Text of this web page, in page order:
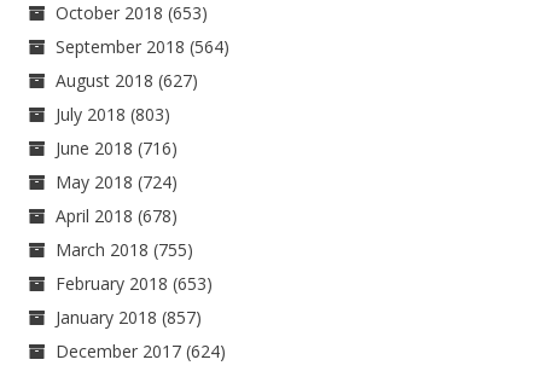
October 2018 (653)
September 2018 (564)
August 2018 (627)
July 2018 (803)
June 2018 (716)
May 2018 (724)
April 2018 (678)
March 2018 (755)
February 2018 (653)
January 2018 (857)
December 2017 (624)